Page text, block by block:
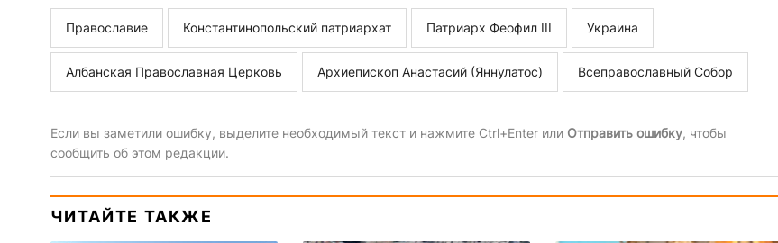
Православие Константинопольский патриархат Патриарх Феофил III Украина
Албанская Православная Церковь Архиепископ Анастасий (Яннулатос) Всеправославный Собор
Если вы заметили ошибку, выделите необходимый текст и нажмите Ctrl+Enter или Отправить ошибку, чтобы
сообщить об этом редакции.
ЧИТАЙТЕ ТАКЖЕ